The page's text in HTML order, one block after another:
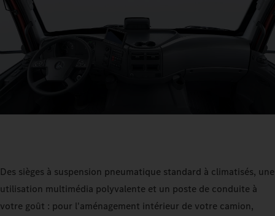
Des sièges à suspension pneumatique standard à climatisés, une
utilisation multimédia polyvalente et un poste de conduite à
votre goût : pour l'aménagement intérieur de votre camion,